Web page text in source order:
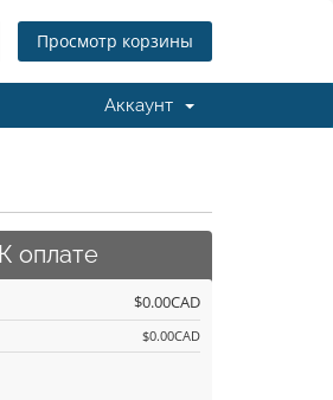
Просмотр корзины
Аккаунт
К оплате
$0.00CAD
$0.00CAD